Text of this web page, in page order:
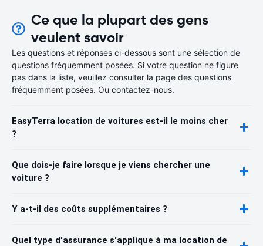
Ce que la plupart des gens
veulent savoir
Les questions et réponses ci-dessous sont une sélection de
questions fréquemment posées. Si votre question ne figure
pas dans la liste, veuillez consulter la page des questions
fréquemment posées. Ou contactez-nous.
EasyTerra location de voitures est-il le moins cher
?
Que dois-je faire lorsque je viens chercher une
voiture ?
Y a-t-il des coûts supplémentaires ?
Quel type d'assurance s'applique à ma location de